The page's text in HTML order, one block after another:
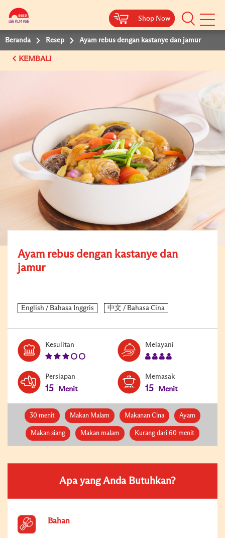
Shop Now
Shop Now
Beranda Resep Ayam rebus dengan kastanye dan jamur
KEMBALI
Ayam rebus dengan kastanye dan
jamur
Kesulitan Melayani
Persiapan
15 Menit
Memasak
15 Menit
30 menit Makan Malam Makanan Cina Ayam
Makan siang Makan malam Kurang dari 60 menit
Apa yang Anda Butuhkan?
Bahan